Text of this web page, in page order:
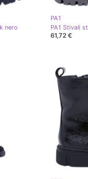
nero
PA1
PA1 Stivali
61,72 €